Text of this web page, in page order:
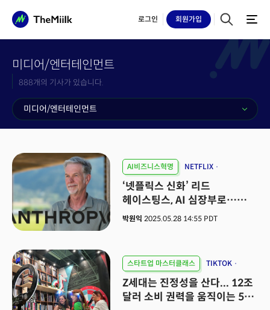
로그인 회원가입
미디어/엔터테인먼트
888개의 기사가 있습니다.
미디어/엔터테인먼트
AI비즈니스혁명
NETFLIX
ANTHROPIC
리드 헤이스팅스
‘넷플릭스 신화’ 리드
헤이스팅스, AI 심장부로…
업계 판도 바꿀까
박원익 2025.05.28 14:55 PDT
스타트업 마스터클래스
TIKTOK
스탠퍼드
Z 세대
Z세대는 진정성을 산다... 12조
달러 소비 권력을 움직이는 5대